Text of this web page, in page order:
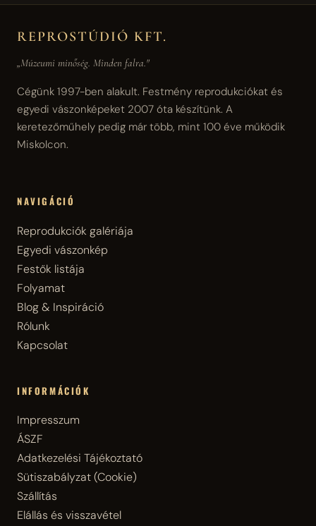
REPROSTÚDIÓ KFT.
„Múzeumi minőség. Minden falra."
Cégünk 1997-ben alakult. Festmény reprodukciókat és
egyedi vászonképeket 2007 óta készítünk. A
keretezőműhely pedig már több, mint 100 éve működik
Miskolcon.
NAVIGÁCIÓ
Reprodukciók galériája
Egyedi vászonkép
Festők listája
Folyamat
Blog & Inspiráció
Rólunk
Kapcsolat
INFORMÁCIÓK
Impresszum
ÁSZF
Adatkezelési Tájékoztató
Sütiszabályzat (Cookie)
Szállítás
Elállás és visszavétel